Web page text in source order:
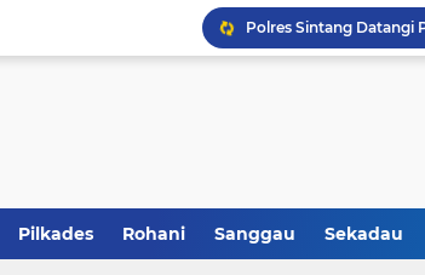
Pilkades Rohani Sanggau Sekadau